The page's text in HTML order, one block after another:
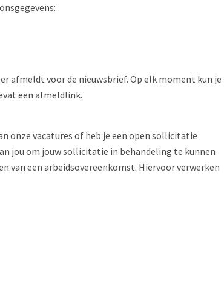
afmeldt voor de nieuwsbrief. Op elk moment kun je
een afmeldlink.
onze vacatures of heb je een open sollicitatie
jou om jouw sollicitatie in behandeling te kunnen
van een arbeidsovereenkomst. Hiervoor verwerken